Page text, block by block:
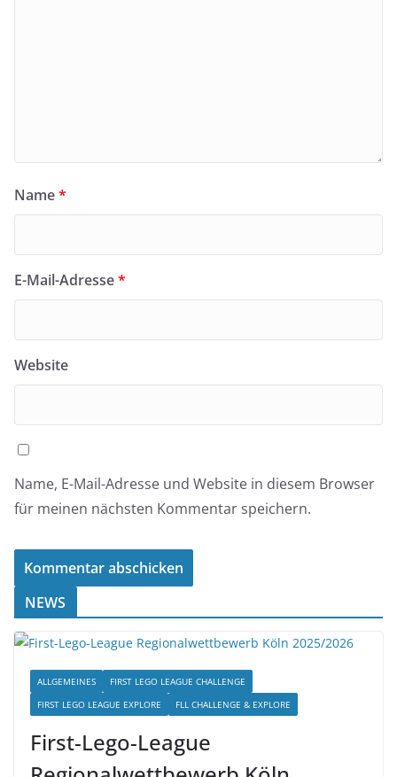
Name*
E-Mail-Adresse*
Website
Name, E-Mail-Adresse und Website in diesem Browser
für meinen nächsten Kommentar speichern.
NEWS
ALLGEMEINES
FIRST LEGO LEAGUE CHALLENGE
FIRST LEGO LEAGUE EXPLORE
FLL CHALLENGE & EXPLORE
First-Lego-League